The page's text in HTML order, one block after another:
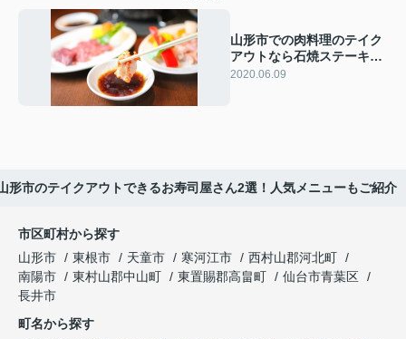
山形市での肉料理のテイク
アウトなら石焼ステーキ贅
とくろぬまがおすすめ
2020.06.09
形市のテイクアウトできるお寿司屋さん2選！人気メニューもご紹介
市区町村から探す
山形市
東根市 天童市 寒河江市
西村山郡河北町
南陽市
東村山郡中山町 東置賜郡高畠町
仙台市青葉区
長井市
町名から探す